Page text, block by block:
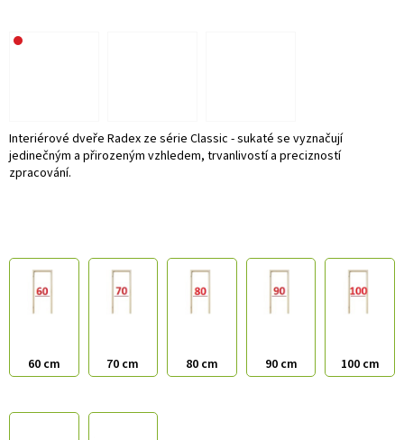
60 cm 70 cm 80 cm 90 cm 100 cm
Interiérové dveře Radex ze série Classic - sukaté se vyznačují
jedinečným a přirozeným vzhledem, trvanlivostí a precizností
zpracování.